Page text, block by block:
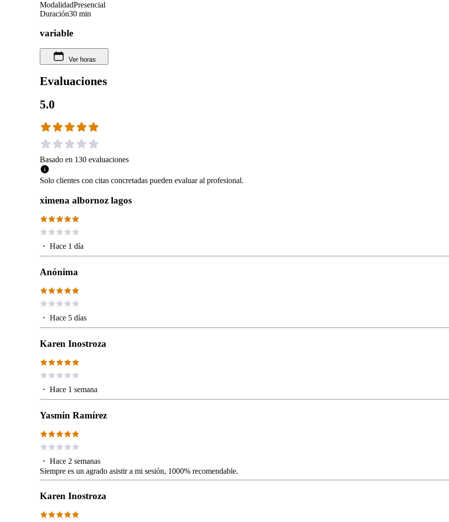
ModalidadPresencial
Duración30 min
variable
Ver horas
Evaluaciones
5.0
Basado en 130 evaluaciones
Solo clientes con citas concretadas pueden evaluar al profesional.
ximena albornoz lagos
・ Hace 1 día
Anónima
・ Hace 5 días
Karen Inostroza
・ Hace 1 semana
Yasmin Ramírez
・ Hace 2 semanas
Siempre es un agrado asistir a mi sesión, 1000% recomendable.
Karen Inostroza